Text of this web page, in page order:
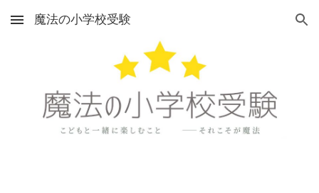
Skip to main content Skip to navigation
魔法の小学校受験